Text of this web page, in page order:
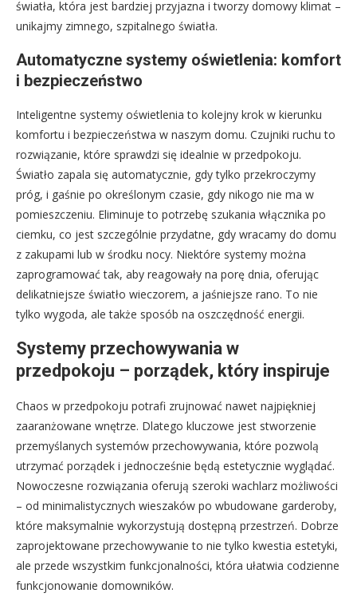
światła, która jest bardziej przyjazna i tworzy domowy klimat –
unikajmy zimnego, szpitalnego światła.
Automatyczne systemy oświetlenia: komfort
i bezpieczeństwo
Inteligentne systemy oświetlenia to kolejny krok w kierunku
komfortu i bezpieczeństwa w naszym domu. Czujniki ruchu to
rozwiązanie, które sprawdzi się idealnie w przedpokoju.
Światło zapala się automatycznie, gdy tylko przekroczymy
próg, i gaśnie po określonym czasie, gdy nikogo nie ma w
pomieszczeniu. Eliminuje to potrzebę szukania włącznika po
ciemku, co jest szczególnie przydatne, gdy wracamy do domu
z zakupami lub w środku nocy. Niektóre systemy można
zaprogramować tak, aby reagowały na porę dnia, oferując
delikatniejsze światło wieczorem, a jaśniejsze rano. To nie
tylko wygoda, ale także sposób na oszczędność energii.
Systemy przechowywania w
przedpokoju – porządek, który inspiruje
Chaos w przedpokoju potrafi zrujnować nawet najpiękniej
zaaranżowane wnętrze. Dlatego kluczowe jest stworzenie
przemyślanych systemów przechowywania, które pozwolą
utrzymać porządek i jednocześnie będą estetycznie wyglądać.
Nowoczesne rozwiązania oferują szeroki wachlarz możliwości
– od minimalistycznych wieszaków po wbudowane garderoby,
które maksymalnie wykorzystują dostępną przestrzeń. Dobrze
zaprojektowane przechowywanie to nie tylko kwestia estetyki,
ale przede wszystkim funkcjonalności, która ułatwia codzienne
funkcjonowanie domowników.